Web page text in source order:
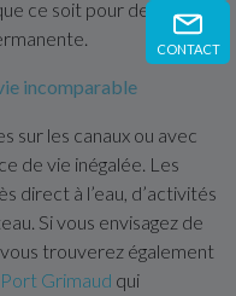
CONTACT
ce soit pour des
incomparable
sur les canaux ou avec
de vie inégalée. Les
direct à l’eau, d’activités
Si vous envisagez de
trouverez également
Grimaud qui